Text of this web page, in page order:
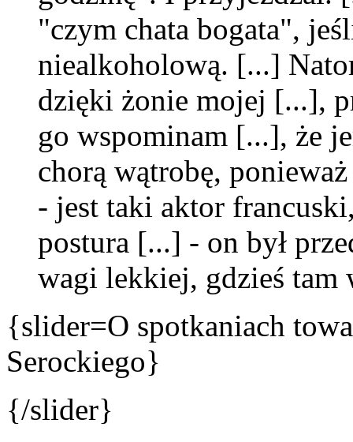
"czym chata bogata",
niealkoholową. [...]
dzięki żonie mojej [...],
go wspominam [...], że
chorą wątrobę,
- jest taki aktor
postura [...] - on był
wagi lekkiej, gdzieś tam
{slider=O spotkaniach
Serockiego}
{/slider}